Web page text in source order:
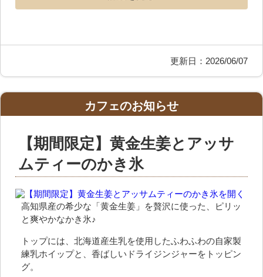
更新日：2026/06/07
カフェのお知らせ
【期間限定】黄金生姜とアッサ
ムティーのかき氷
高知県産の希少な「黄金生姜」を贅沢に使った、ピリッ
と爽やかなかき氷♪
トップには、北海道産生乳を使用したふわふわの自家製
練乳ホイップと、香ばしいドライジンジャーをトッピン
グ。